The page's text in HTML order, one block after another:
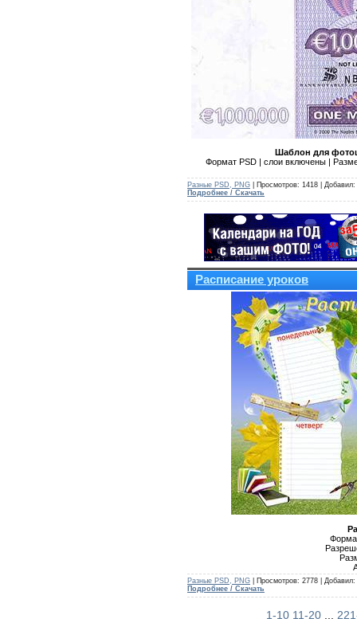
Шаблон для
Формат PSD | слои включены |
Разные PSD, PNG | Просмотров: 1418 | Добавил:
Подробнее / Скачать
Расписание уроков
Разные PSD, PNG | Просмотров: 2778 | Добавил:
Подробнее / Скачать
1-10 11-20